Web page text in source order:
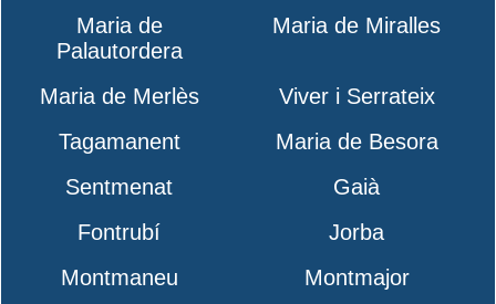
Maria de
Palautordera
Maria de Miralles
Maria de Merlès
Viver i Serrateix
Tagamanent
Maria de Besora
Sentmenat
Gaià
Fontrubí
Jorba
Montmaneu
Montmajor